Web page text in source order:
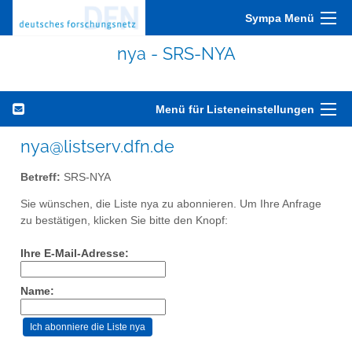
Sympa Menü
nya - SRS-NYA
Menü für Listeneinstellungen
nya@listserv.dfn.de
Betreff: SRS-NYA
Sie wünschen, die Liste nya zu abonnieren. Um Ihre Anfrage
zu bestätigen, klicken Sie bitte den Knopf:
Ihre E-Mail-Adresse:
Name: